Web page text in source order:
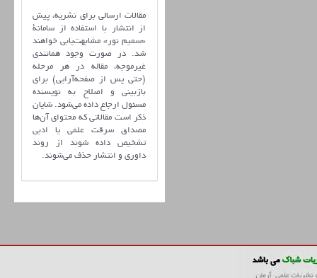
مقالات ارسالی برای نشریه، پیش
از انتشار با استفاده از سامانۀ
«سمیم نور» مشابهت‌یابی خواهند
شد. در صورت وجود همانندی
غیرموجه، مقاله در هر مرحله
(حتی پس از صفحه‌آرایی) برای
بازبینی و اصلاح به نویسنده
مسئول ارجاع داده می‌شود. شایان
ذکر است مقالاتی که محتوای آن‌ها
مصداق سرقت علمی یا ادبی
تشخیص داده شوند از روند
داوری و انتشار حذف می‌شوند.